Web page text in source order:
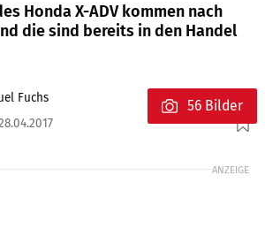
Honda X-ADV kommen nach
die sind bereits in den Handel
Fuchs
Foto: Honda
56 Bilder
ANZEIGE